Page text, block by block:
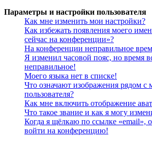
Параметры и настройки пользователя
Как мне изменить мои настройки?
Как избежать появления моего
сейчас на конференции»?
На конференции неправильное
Я изменил часовой пояс, но время
неправильное!
Моего языка нет в списке!
Что означают изображения рядом
пользователя?
Как мне включить отображение
Что такое звание и как я могу
Когда я щёлкаю по ссылке «email»,
войти на конференцию!